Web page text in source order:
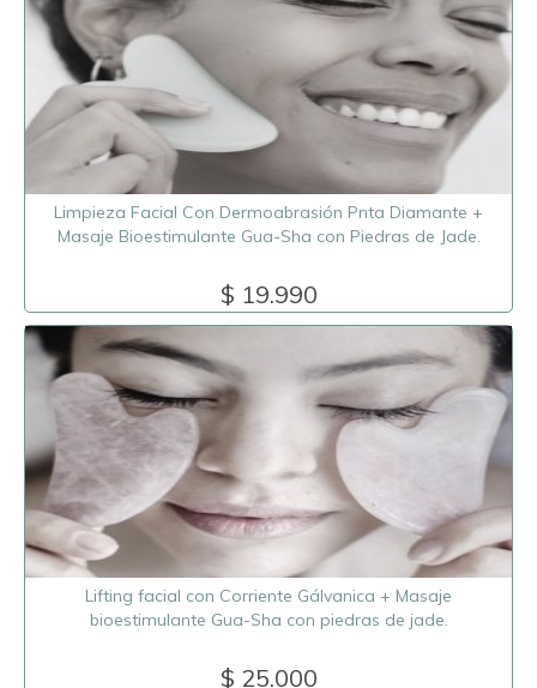
Limpieza Facial Con Dermoabrasión Pnta Diamante +
Masaje Bioestimulante Gua-Sha con Piedras de Jade.
$ 19.990
Lifting facial con Corriente Gálvanica + Masaje
bioestimulante Gua-Sha con piedras de jade.
$ 25.000